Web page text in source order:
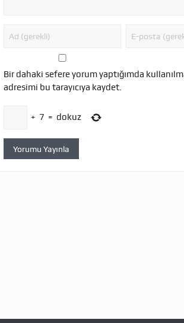
Bir dahaki sefere yorum yaptığımda
adresimi bu tarayıcıya kaydet.
+ 7 = dokuz